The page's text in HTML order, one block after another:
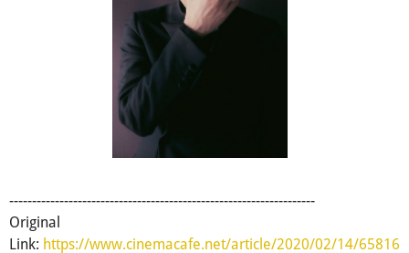
-------------------------------------------------------------------
Original
Link: https://www.cinemacafe.net/article/2020/02/14/65816